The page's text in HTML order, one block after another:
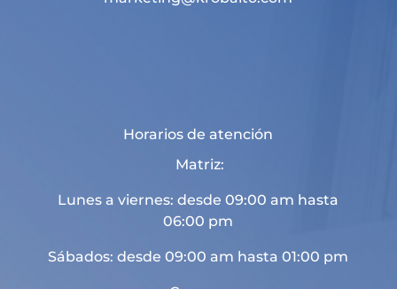
Horarios de atención
Matriz:
Lunes a viernes: desde 09:00 am hasta
06:00 pm
Sábados: desde 09:00 am hasta 01:00 pm